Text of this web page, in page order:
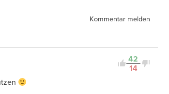
Kommentar melden
42
14